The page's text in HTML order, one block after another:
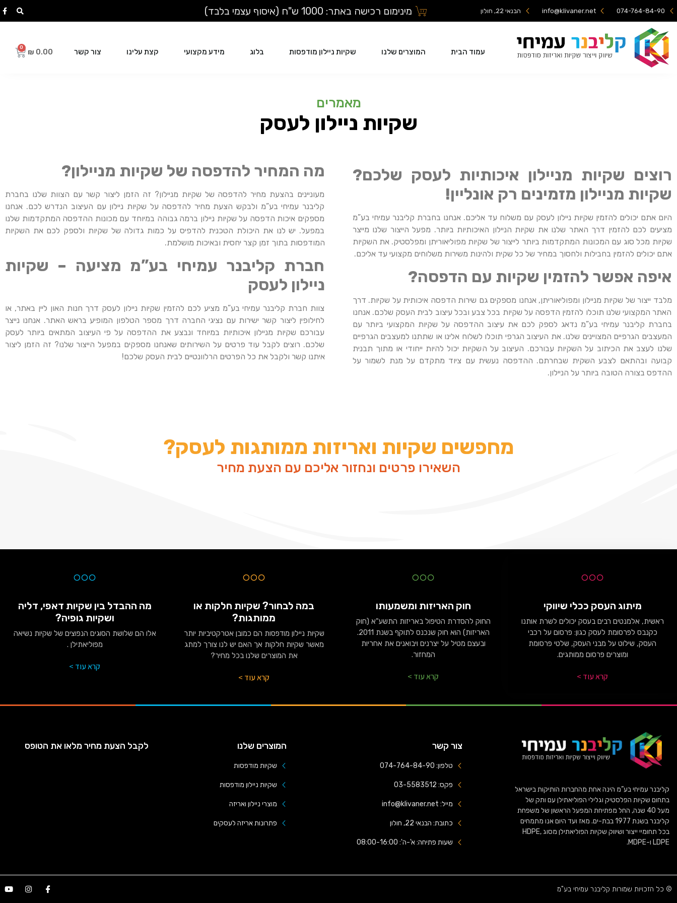
074-764-84-90
info@klivaner.net הבנאי 22, חולון מינימום רכישה באתר: 1000 ש"ח (איסוף עצמי בלבד)
עמוד הבית המוצרים שלנו שקיות ניילון מודפסות בלוג מידע מקצועי קצת עלינו צור קשר ₪ 0.00
מאמרים
שקיות ניילון לעסק
רוצים שקיות מניילון איכותיות לעסק שלכם?
שקיות מניילון מזמינים רק אונליין!
היום אתם יכולים להזמין שקיות ניילון לעסק עם משלוח עד אליכם. אנחנו בחברת קליבנר עמיחי בע”מ
מציעים לכם להזמין דרך האתר שלנו את שקיות הניילון האיכותיות ביותר. מפעל הייצור שלנו מייצר
שקיות מכל סוג עם המכונות המתקדמות ביותר לייצור של שקיות מפוליאוריתן ומפלסטיק. את השקיות
אתם יכולים להזמין בחבילות ולחסוך במחיר של כל שקית ולהינות משירות משלוחים מקצועי עד אליכם.
איפה אפשר להזמין שקיות עם הדפסה?
מלבד ייצור של שקיות מניילון ומפוליאוריתן, אנחנו מספקים גם שירות הדפסה איכותית על שקיות. דרך
האתר המקצועי שלנו תוכלו להזמין הדפסה על שקיות בכל צבע ובכל עיצוב לבית העסק שלכם. אנחנו
בחברת קליבנר עמיחי בע”מ נדאג לספק לכם את עיצוב ההדפסה על שקיות המקצועי ביותר עם
המעצבים הגרפיים המצויינים שלנו. את העיצוב הגרפי תוכלו לשלוח אלינו או שתתנו למעצבים הגרפיים
שלנו לעצב את הכיתוב על השקיות עבורכם. העיצוב על השקיות יכול להיות ייחודי או מתוך תבנית
קבועה ובהתאם לצבע השקית שבחרתם. ההדפסה נעשית עם ציוד מתקדם על מנת לשמור על
ההדפס בצורה הטובה ביותר על הניילון.
מה המחיר להדפסה של שקיות מניילון?
מעוניינים בהצעת מחיר להדפסה של שקיות מניילון? זה הזמן ליצור קשר עם הצוות שלנו בחברת
קליבנר עמיחי בע”מ ולבקש הצעת מחיר להדפסה על שקיות ניילון עם העיצוב הנדרש לכם. אנחנו
מספקים איכות הדפסה על שקיות ניילון ברמה גבוהה במיוחד עם מכונות ההדפסה המתקדמות שלנו
במפעל. יש לנו את היכולת הטכנית להדפיס על כמות גדולה של שקיות ולספק לכם את השקיות
המודפסות בתוך זמן קצר יחסית ובאיכות מושלמת.
חברת קליבנר עמיחי בע”מ מציעה – שקיות
ניילון לעסק
צוות חברת קליבנר עמיחי בע”מ מציע לכם להזמין שקיות ניילון לעסק דרך חנות האון ליין באתר, או
לחילופין ליצור קשר ישירות עם נציגי החברה דרך מספר הטלפון המופיע בראש האתר. אנחנו נייצר
עבורכם שקיות מניילון איכותיות במיוחד ונבצע את ההדפסה על פי העיצוב המתאים ביותר לעסק
שלכם. רוצים לקבל עוד פרטים על השירותים שאנחנו מספקים במפעל הייצור שלנו? זה הזמן ליצור
איתנו קשר ולקבל את כל הפרטים הרלוונטיים לבית העסק שלכם!
מחפשים שקיות ואריזות ממותגות לעסק?
השאירו פרטים ונחזור אליכם עם הצעת מחיר
מיתוג העסק ככלי שיווקי
ראשית, אלמנטים רבים בעסק יכולים לשרת אותנו
כקנבס לפרסומת לעסק כגון: פרסום על רכבי
העסק, שילוט על מבני העסק, שלטי פרסומת
ומוצרים פרסום ממותגים.
קרא עוד >
חוק האריזות ומשמעותו
החוק להסדרת הטיפול באריזות התשע"א (חוק
האריזות) הוא חוק שנכנס לתוקף בשנת 2011.
ובעצם מטיל על יצרנים ויבואנים את אחריות
המחזור.
קרא עוד >
במה לבחור? שקיות חלקות או
ממותגות?
שקיות ניילון מודפסות הם כמובן אטרקטיביות יותר
מאשר שקיות חלקות אך האם יש לנו צורך למתג
את המוצרים שלנו בכל מחיר?
קרא עוד >
מה ההבדל בין שקיות דאפי, דליה
ושקיות גופיה?
אלו הם שלושת הסוגים הנפוצים של שקיות נשיאה
מפוליאתילן .
קרא עוד >
קליבנר עמיחי בע”מ הינה אחת מהחברות הותיקות בישראל
בתחום שקיות הפלסטיק וגלילי הפוליאתילן עם ותק של
מעל 40 שנה, החל מפתיחת המפעל הראשון של משפחת
קליבנר בשנת 1977 בבת-ים. מאז ועד היום אנו מתמחים
בכל תחומיי ייצור ושיווק שקיות הפוליאתילן מסוג HDPE,
LDPE ו-MDPE.
צור קשר
טלפון: 074-764-84-90
פקס: 03-5583512
מייל: info@klivaner.net
כתובת: הבנאי 22, חולון
שעות פתיחה: א'-ה': 08:00-16:00
המוצרים שלנו
שקיות מודפסות
שקיות ניילון מודפסות
מוצרי ניילון ואריזה
פתרונות אריזה לעסקים
לקבל הצעת מחיר מלאו את הטופס
© כל הזכויות שמורות קליבנר עמיחי בע"מ